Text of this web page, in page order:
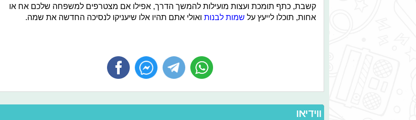
קשבת, כתף תומכת ועצות מועילות להמשך הדרך, אפילו אם מצטרפים למשפחה שלכם אח או
אחות, תוכלו לייעץ על שמות לבנות ואולי אתם תהיו אלו שיעניקו לנסיכה החדשה את שמה.
ווידיאו